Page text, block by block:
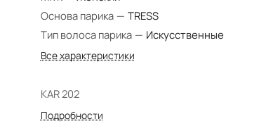
Основа парика — TRESS
Тип волоса парика — Искусственные
Все характеристики
KAR 202
Подробности